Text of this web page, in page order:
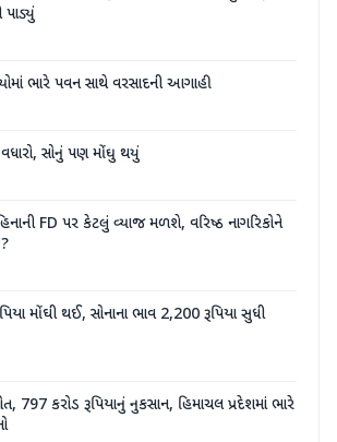
પાડ્યું
ભારે પવન સાથે વરસાદની આગાહી
વધારો, સોનું પણ મોંઘુ થયું
FD પર કેટલું વ્યાજ મળશે, વરિષ્ઠ નાગરિકોને
મોંઘી થઈ, સોનાના ભાવ 2,200 રૂપિયા સુધી
797 કરોડ રૂપિયાનું નુકસાન, હિમાચલ પ્રદેશમાં ભારે